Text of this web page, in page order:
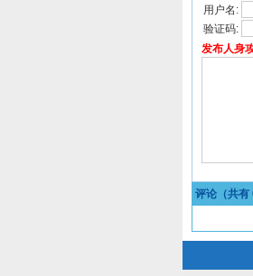
用户名:
验证码:
发布人身
评论（共有